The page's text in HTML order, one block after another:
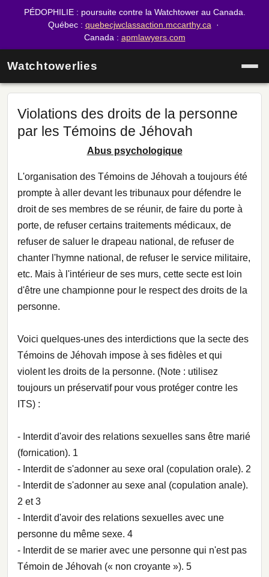
PÉDOPHILIE : poursuite contre la Watchtower au Canada.
Québec : quebecjwclassaction.mccarthy.ca ·
Canada : apmlawyers.com
Watchtowerlies
Violations des droits de la personne
par les Témoins de Jéhovah
Abus psychologique
L'organisation des Témoins de Jéhovah a toujours été
prompte à aller devant les tribunaux pour défendre le
droit de ses membres de se réunir, de faire du porte à
porte, de refuser certains traitements médicaux, de
refuser de saluer le drapeau national, de refuser de
chanter l'hymne national, de refuser le service militaire,
etc. Mais à l'intérieur de ses murs, cette secte est loin
d'être une championne pour le respect des droits de la
personne.
Voici quelques-unes des interdictions que la secte des
Témoins de Jéhovah impose à ses fidèles et qui
violent les droits de la personne. (Note : utilisez
toujours un préservatif pour vous protéger contre les
ITS) :
- Interdit d'avoir des relations sexuelles sans être marié
(fornication). 1
- Interdit de s'adonner au sexe oral (copulation orale). 2
- Interdit de s'adonner au sexe anal (copulation anale).
2 et 3
- Interdit d'avoir des relations sexuelles avec une
personne du même sexe. 4
- Interdit de se marier avec une personne qui n'est pas
Témoin de Jéhovah (« non croyante »). 5